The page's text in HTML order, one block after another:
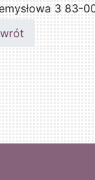
3 83-